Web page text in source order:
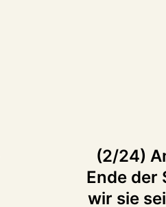
(2/24)
Ende der
wir sie